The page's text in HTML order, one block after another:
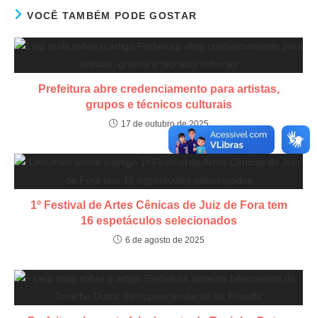
VOCÊ TAMBÉM PODE GOSTAR
Prefeitura abre credenciamento para artistas,
grupos e técnicos culturais
17 de outubro de 2025
1º Festival de Artes Cênicas de Juiz de Fora tem
16 espetáculos selecionados
6 de agosto de 2025